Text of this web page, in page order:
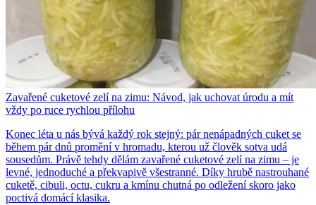
Zavařené cuketové zelí na zimu: Návod, jak uchovat úrodu a mít
vždy po ruce rychlou přílohu
Konec léta u nás bývá každý rok stejný: pár nenápadných cuket se
během pár dnů promění v hromadu, kterou už člověk sotva udá
sousedům. Právě tehdy dělám zavařené cuketové zelí na zimu – je
levné, jednoduché a překvapivě všestranné. Díky hrubě nastrouhané
cuketě, cibuli, octu, cukru a kmínu chutná po odležení skoro jako
poctivá domácí klasika.